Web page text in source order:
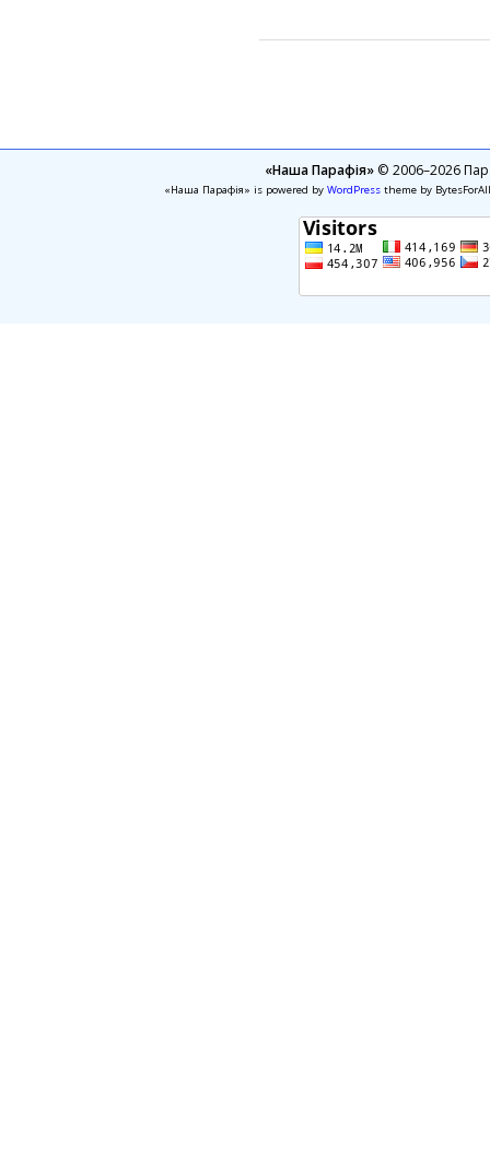
«Наша Парафія»© 2006–2026
«Наша Парафія» is powered by WordPresstheme by